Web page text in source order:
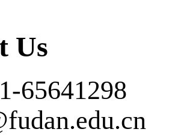
Us
65641298